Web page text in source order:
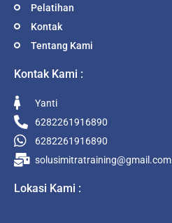
Pelatihan
Kontak
Tentang Kami
Kontak Kami :
Yanti
6282261916890
6282261916890
solusimitratraining@gmail.com
Lokasi Kami :